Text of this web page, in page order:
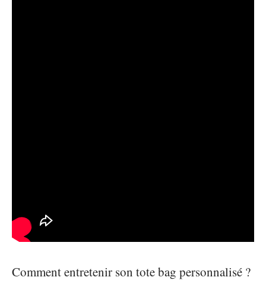
Comment entretenir son tote bag personnalisé ?